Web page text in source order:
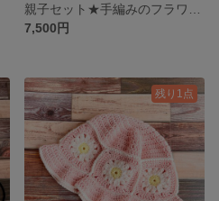
7,500円
残り1点